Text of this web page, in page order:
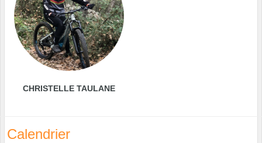
CHRISTELLE TAULANE
Calendrier